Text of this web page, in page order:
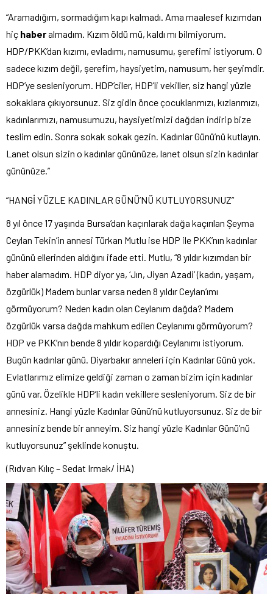
“Aramadığım, sormadığım kapı kalmadı. Ama maalesef kızımdan
hiç haberalmadım. Kızım öldü mü, kaldı mı bilmiyorum.
HDP/PKK’dan kızımı, evladımı, namusumu, şerefimi istiyorum. O
sadece kızım değil, şerefim, haysiyetim, namusum, her şeyimdir.
HDP’ye sesleniyorum. HDP’ciler, HDP’li vekiller, siz hangi yüzle
sokaklara çıkıyorsunuz. Siz gidin önce çocuklarımızı, kızlarımızı,
kadınlarımızı, namusumuzu, haysiyetimizi dağdan indirip bize
teslim edin. Sonra sokak sokak gezin. Kadınlar Günü’nü kutlayın.
Lanet olsun sizin o kadınlar gününüze, lanet olsun sizin kadınlar
gününüze.”
“HANGİ YÜZLE KADINLAR GÜNÜ’NÜ KUTLUYORSUNUZ”
8 yıl önce 17 yaşında Bursa’dan kaçırılarak dağa kaçırılan Şeyma
Ceylan Tekin’in annesi Türkan Mutlu ise HDP ile PKK’nın kadınlar
gününü ellerinden aldığını ifade etti. Mutlu, “8 yıldır kızımdan bir
haber alamadım. HDP diyor ya, ‘Jın, Jiyan Azadi’ (kadın, yaşam,
özgürlük) Madem bunlar varsa neden 8 yıldır Ceylan’ımı
görmüyorum? Neden kadın olan Ceylanım dağda? Madem
özgürlük varsa dağda mahkum edilen Ceylanımı görmüyorum?
HDP ve PKK’nın bende 8 yıldır kopardığı Ceylanımı istiyorum.
Bugün kadınlar günü. Diyarbakır anneleri için Kadınlar Günü yok.
Evlatlarımız elimize geldiği zaman o zaman bizim için kadınlar
günü var. Özelikle HDP’li kadın vekillere sesleniyorum. Siz de bir
annesiniz. Hangi yüzle Kadınlar Günü’nü kutluyorsunuz. Siz de bir
annesiniz bende bir anneyim. Siz hangi yüzle Kadınlar Günü’nü
kutluyorsunuz” şeklinde konuştu.
(Rıdvan Kılıç – Sedat Irmak/ İHA)